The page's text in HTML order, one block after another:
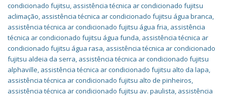
condicionado fujitsu, assistência técnica ar condicionado fujitsu
aclimação, assistência técnica ar condicionado fujitsu água branca,
assistência técnica ar condicionado fujitsu água fria, assistência
técnica ar condicionado fujitsu água funda, assistência técnica ar
condicionado fujitsu água rasa, assistência técnica ar condicionado
fujitsu aldeia da serra, assistência técnica ar condicionado fujitsu
alphaville, assistência técnica ar condicionado fujitsu alto da lapa,
assistência técnica ar condicionado fujitsu alto de pinheiros,
assistência técnica ar condicionado fujitsu av. paulista, assistência